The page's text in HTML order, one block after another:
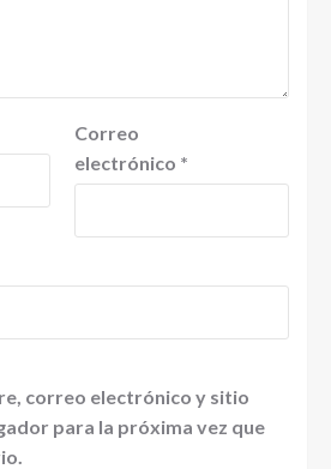
Correo
electrónico *
correo electrónico y sitio
para la próxima vez que